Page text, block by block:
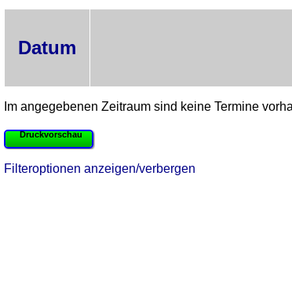
Datum
Im angegebenen Zeitraum sind keine Termine
Druckvorschau
Filteroptionen anzeigen/verbergen